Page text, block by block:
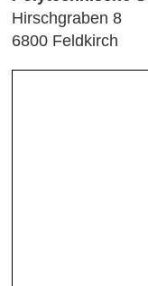
Hirschgraben 8
6800 Feldkirch